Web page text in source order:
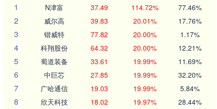
1
N津富 37.49 114.72% 77.46%
2 威尔高 39.83 20.01% 17.76%
3 锴威特 77.82 20.00% 1.17%
4 科翔股份 64.32 20.00% 12.21%
5 蜀道装备 33.61 19.99% 11.69%
6 中巨芯 27.85 19.99% 32.20%
7 广哈通信 19.03 19.99% 5.84%
8 欣天科技 18.02 19.97% 28.44%